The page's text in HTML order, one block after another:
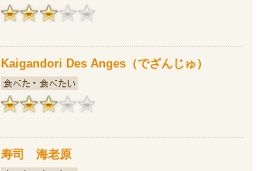
Kaigandori Des Anges（でざんじゅ）
寿司 海老原